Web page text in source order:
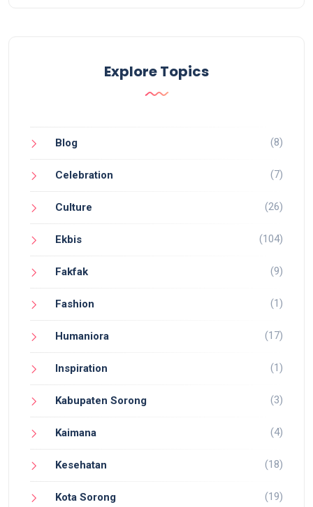
Explore Topics
Blog (8)
Celebration (7)
Culture (26)
Ekbis (104)
Fakfak (9)
Fashion (1)
Humaniora (17)
Inspiration (1)
Kabupaten Sorong (3)
Kaimana (4)
Kesehatan (18)
Kota Sorong (19)